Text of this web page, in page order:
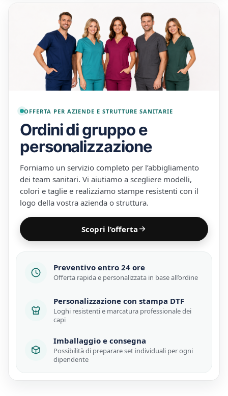
OFFERTA PER AZIENDE E STRUTTURE SANITARIE
Ordini di gruppo e
personalizzazione
Forniamo un servizio completo per l’abbigliamento
dei team sanitari. Vi aiutiamo a scegliere modelli,
colori e taglie e realizziamo stampe resistenti con il
logo della vostra azienda o struttura.
Scopri l’offerta
Preventivo entro 24 ore
Offerta rapida e personalizzata in base all’ordine
Personalizzazione con stampa DTF
Loghi resistenti e marcatura professionale dei
capi
Imballaggio e consegna
Possibilità di preparare set individuali per ogni
dipendente